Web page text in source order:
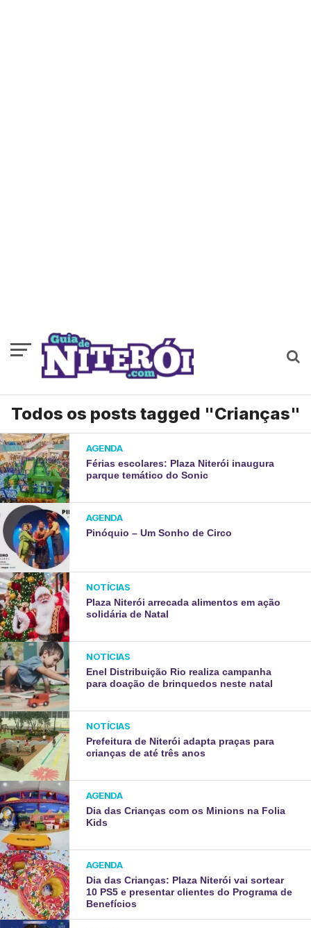
Todos os posts tagged "Crianças"
AGENDA
Férias escolares: Plaza Niterói inaugura
parque temático do Sonic
AGENDA
Pinóquio – Um Sonho de Circo
NOTÍCIAS
Plaza Niterói arrecada alimentos em ação
solidária de Natal
NOTÍCIAS
Enel Distribuição Rio realiza campanha
para doação de brinquedos neste natal
NOTÍCIAS
Prefeitura de Niterói adapta praças para
crianças de até três anos
AGENDA
Dia das Crianças com os Minions na Folia
Kids
AGENDA
Dia das Crianças: Plaza Niterói vai sortear
10 PS5 e presentar clientes do Programa de
Benefícios